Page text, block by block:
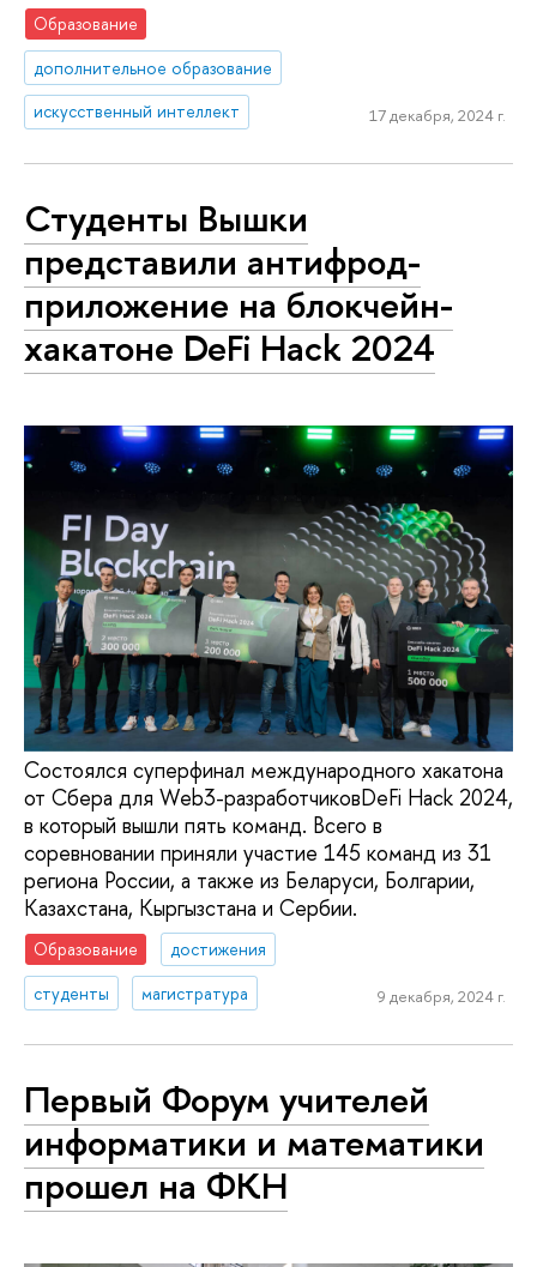
Образование
дополнительное образование
искусственный интеллект
17 декабря, 2024 г.
Студенты Вышки
представили антифрод-
приложение на блокчейн-
хакатоне DeFi Hack 2024
Состоялся суперфинал международного хакатона
от Сбера для Web3-разработчиковDeFi Hack 2024,
в который вышли пять команд. Всего в
соревновании приняли участие 145 команд из 31
региона России, а также из Беларуси, Болгарии,
Казахстана, Кыргызстана и Сербии.
Образование
достижения
студенты
магистратура 9 декабря, 2024 г.
Первый Форум учителей
информатики и математики
прошел на ФКН